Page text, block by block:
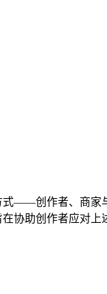
——创作者、商家
协助创作者应对上